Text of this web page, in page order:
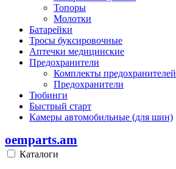
Топоры
Молотки
Батарейки
Тросы буксировочные
Аптечки медицинские
Предохранители
Комплекты предохранителей
Предохранители
Тюбинги
Быстрый старт
Камеры автомобильные (для шин)
oemparts.am
Каталоги